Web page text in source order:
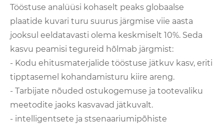
Tööstuse analüüsi kohaselt peaks globaalse
plaatide kuvari turu suurus järgmise viie aasta
jooksul eeldatavasti olema keskmiselt 10%. Seda
kasvu peamisi tegureid hõlmab järgmist:
- Kodu ehitusmaterjalide tööstuse jätkuv kasv, eriti
tipptasemel kohandamisturu kiire areng.
- Tarbijate nõuded ostukogemuse ja tootevaliku
meetodite jaoks kasvavad jätkuvalt.
- intelligentsete ja stsenaariumipõhiste